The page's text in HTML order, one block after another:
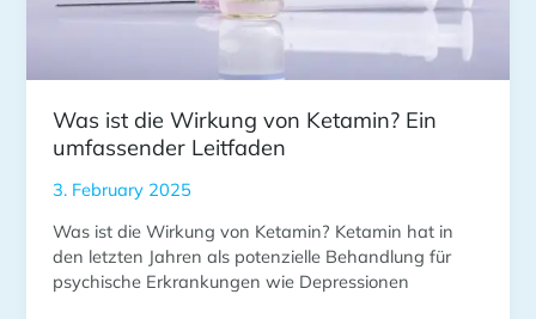
Was ist die Wirkung von Ketamin? Ein
umfassender Leitfaden
3. February 2025
Was ist die Wirkung von Ketamin? Ketamin hat in
den letzten Jahren als potenzielle Behandlung für
psychische Erkrankungen wie Depressionen